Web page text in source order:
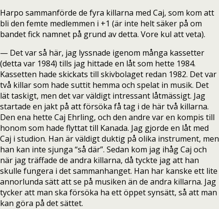
Harpo sammanförde de fyra killarna med Caj, som kom att
bli den femte medlemmen i +1 (är inte helt säker på om
bandet fick namnet på grund av detta. Vore kul att veta).
— Det var så här, jag lyssnade igenom många kassetter
(detta var 1984) tills jag hittade en låt som hette 1984.
Kassetten hade skickats till skivbolaget redan 1982. Det var
två killar som hade suttit hemma och spelat in musik. Det
lät taskigt, men det var väldigt intressant låtmässigt. Jag
startade en jakt på att försöka få tag i de här två killarna.
Den ena hette Caj Ehrling, och den andre var en kompis till
honom som hade flyttat till Kanada. Jag gjorde en låt med
Caj i studion. Han är väldigt duktig på olika instrument, men
han kan inte sjunga “så där”. Sedan kom jag ihåg Caj och
när jag träffade de andra killarna, då tyckte jag att han
skulle fungera i det sammanhanget. Han har kanske ett lite
annorlunda sätt att se på musiken än de andra killarna. Jag
tycker att man ska försöka ha ett öppet synsätt, så att man
kan göra på det sättet.